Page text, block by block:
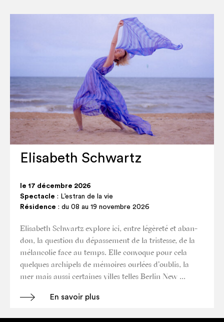
Elisabeth Schwartz
le 17 décembre 2026
Spectacle : L’estran de la vie
Résidence : du 08 au 19 novembre 2026
Eli­sa­beth Schwartz explore ici, entre légè­re­té et aban­
don, la ques­tion du dépas­se­ment de la tris­tesse, de la
mélan­co­lie face au temps. Elle convoque pour cela
quelques archi­pels de mémoires our­lées d’oublis, la
mer mais aus­si cer­taines villes telles Ber­lin New …
En savoir plus